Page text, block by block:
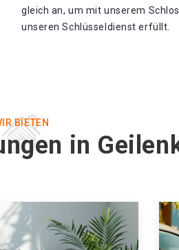
gleich an, um mit unserem
unseren Schlüsseldienst erfüllt.
BIETEN
in